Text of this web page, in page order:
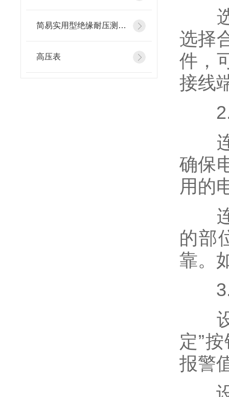
简易实用型绝缘耐压测试仪
高压表
选
选择
件，
接线
2.
连
确保
用的
连
的部
靠。
3.
设
定”
报警